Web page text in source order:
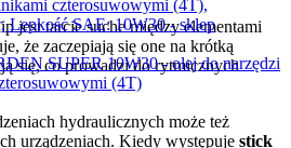
jest tarcie suche między elementami
że zaczepiają się one na krótką
się, co prowadzi do rytmicznych
hydraulicznych może też
urządzeniach. Kiedy występuje stick
SUPER 10W30 - olej do narzędzi
(4T)